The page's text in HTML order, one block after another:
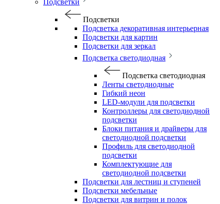
Подсветки
Подсветки
Подсветка декоративная интерьерная
Подсветки для картин
Подсветки для зеркал
Подсветка светодиодная
Подсветка светодиодная
Ленты светодиодные
Гибкий неон
LED-модули для подсветки
Контроллеры для светодиодной
подсветки
Блоки питания и драйверы для
светодиодной подсветки
Профиль для светодиодной
подсветки
Комплектующие для
светодиодной подсветки
Подсветки для лестниц и ступеней
Подсветки мебельные
Подсветки для витрин и полок